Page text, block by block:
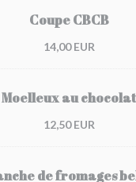
Coupe CBCB
14,00 EUR
Moelleux au chocolat
12,50 EUR
de fromages